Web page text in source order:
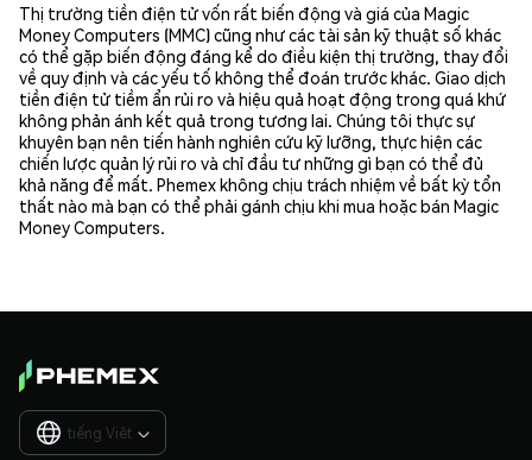
Thị trường tiền điện tử vốn rất biến động và giá của Magic
Money Computers (MMC) cũng như các tài sản kỹ thuật số khác
có thể gặp biến động đáng kể do điều kiện thị trường, thay đổi
về quy định và các yếu tố không thể đoán trước khác. Giao dịch
tiền điện tử tiềm ẩn rủi ro và hiệu quả hoạt động trong quá khứ
không phản ánh kết quả trong tương lai. Chúng tôi thực sự
khuyên bạn nên tiến hành nghiên cứu kỹ lưỡng, thực hiện các
chiến lược quản lý rủi ro và chỉ đầu tư những gì bạn có thể đủ
khả năng để mất. Phemex không chịu trách nhiệm về bất kỳ tổn
thất nào mà bạn có thể phải gánh chịu khi mua hoặc bán Magic
Money Computers.
tiếng Việt 